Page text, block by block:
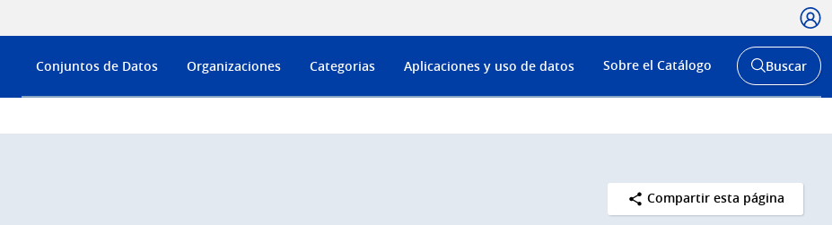
Menú
de
Conjuntos de Datos Organizaciones Categorias Aplicaciones y uso de datos Sobre el Catálogo
Abrir
buscador
Buscar
Compartir esta página